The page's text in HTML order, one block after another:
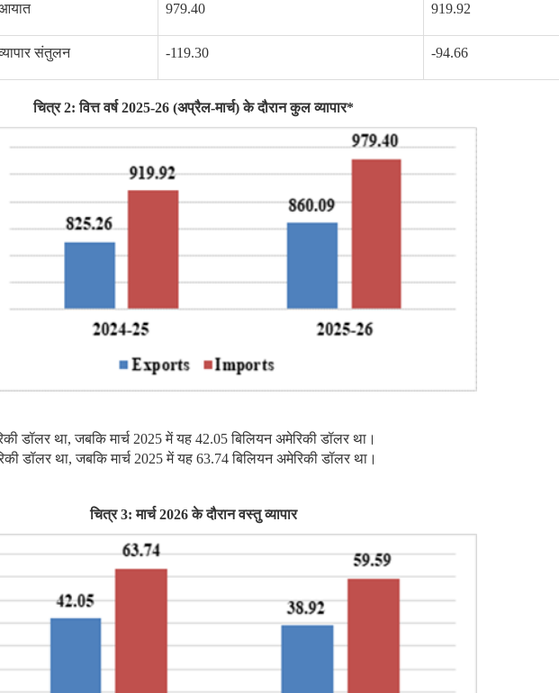
979.40 919.92
संतुलन -119.30 -94.66
चित्र 2: वित्त वर्ष 2025-26 (अप्रैल-मार्च) के दौरान कुल व्यापार*
डॉलर था, जबकि मार्च 2025 में यह 42.05 बिलियन अमेरिकी डॉलर था।
डॉलर था, जबकि मार्च 2025 में यह 63.74 बिलियन अमेरिकी डॉलर था।
चित्र3: मार्च 2026 के दौरान वस्‍तु व्यापार